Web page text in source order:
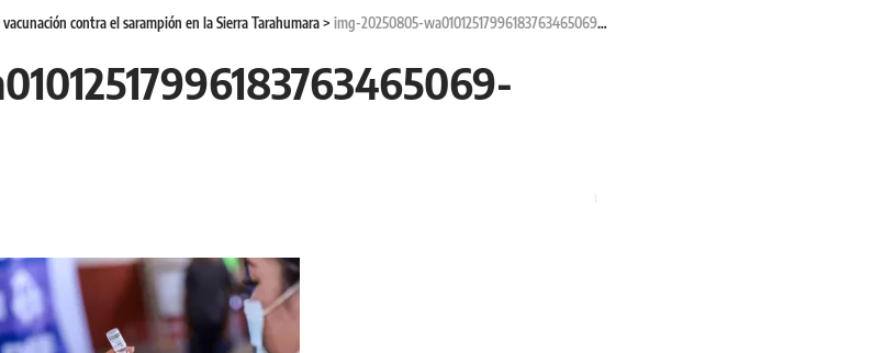
contra el sarampión en la Sierra Tarahumara> img-20250805-wa01012517996183763465069-1024×682